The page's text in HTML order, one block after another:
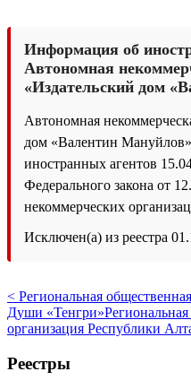
Информация об
Автономная
«Издательский дом
Автономная
дом «Валентин
иностранных агентов
Федерального закона от
некоммерческих
Исключен(а) из реестра
< Региональная
Души «Тенгри»
организация Республики
Реестры